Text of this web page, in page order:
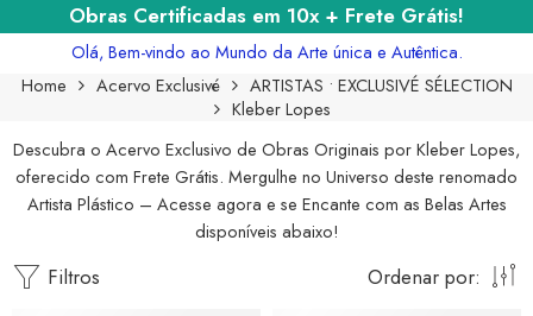
Obras Certificadas em 10x + Frete Grátis!
Olá, Bem-vindo ao Mundo da Arte única e Autêntica.
Home
Acervo Exclusivé
ARTISTAS • EXCLUSIVÉ SÉLECTION
Kleber Lopes
Descubra o Acervo Exclusivo de Obras Originais por Kleber Lopes,
oferecido com Frete Grátis. Mergulhe no Universo deste renomado
Artista Plástico – Acesse agora e se Encante com as Belas Artes
disponíveis abaixo!
Filtros Ordenar por: